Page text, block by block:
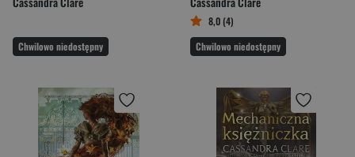
Chwilowo niedostępny
8,0 (4)
Chwilowo niedostępny